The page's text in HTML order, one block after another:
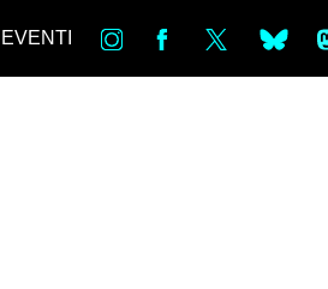
EVENTI in bsky